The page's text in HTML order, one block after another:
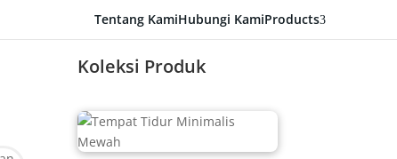
Tentang KamiHubungi KamiProducts3
Koleksi Produk